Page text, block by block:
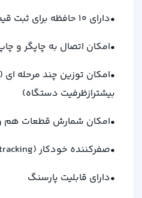
•دارای 10 حافظه برای ثبت قیمت کالاها
•امکان اتصال به چاپگر و
•امکان توزین چند مرحله ای
بیشترازظرفیت دستگاه)
•امکان شمارش قطعات هم
•صفرکننده خودکار (
•دارای قابلیت پارسنگ